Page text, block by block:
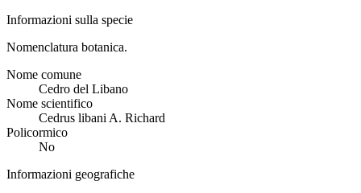
Informazioni sulla specie
Nomenclatura botanica.
Nome comune
Cedro del Libano
Nome scientifico
Cedrus libani A. Richard
Policormico
No
Informazioni geografiche